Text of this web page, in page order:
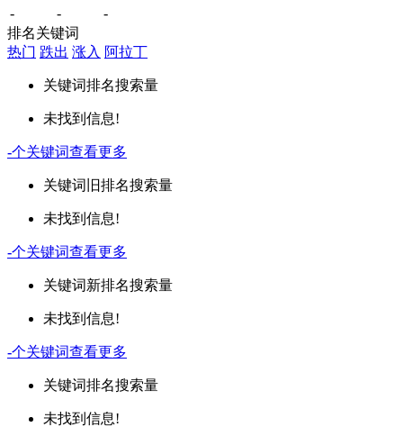
-
-
-
排名关键词
热门 跌出 涨入 阿拉丁
关键词排名搜索量
未找到信息!
-个关键词查看更多
关键词 旧排名搜索量
未找到信息!
-个关键词查看更多
关键词新排名搜索量
未找到信息!
-个关键词查看更多
关键词排名搜索量
未找到信息!